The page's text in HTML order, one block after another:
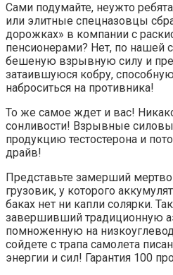
Сами подумайте, неужто
или элитные спецназовцы
дорожках» в компании с
пенсионерами? Нет, по нашей
бешеную взрывную силу и
затаившуюся кобру,
наброситься на противника!
То же самое ждет и вас!
сонливости! Взрывные
продукцию тестостерона и
драйв!
Представьте замерший
грузовик, у которого
баках нет ни капли солярки.
завершивший традиционную
помноженную на
сойдете с трапа самолета
энергии и сил! Гарантия 100